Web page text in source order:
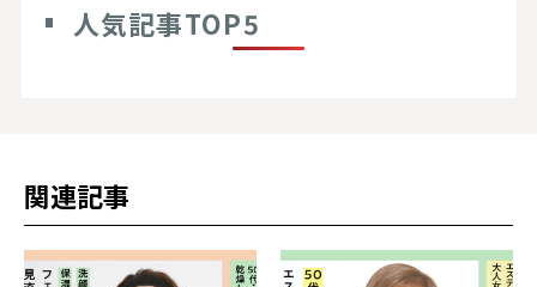
人気記事TOP5
関連記事